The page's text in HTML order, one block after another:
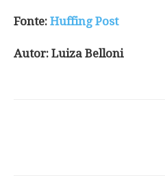
Fonte: Huffing Post
Autor: Luiza Belloni